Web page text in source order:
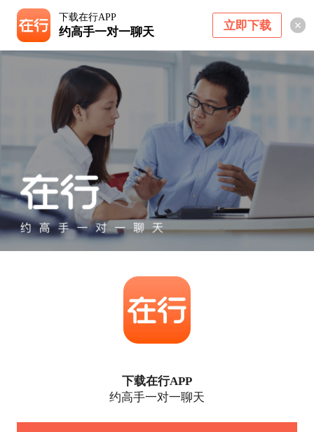
下载在行APP
约高手一对一聊天 立即下载
下载在行APP
约高手一对一聊天